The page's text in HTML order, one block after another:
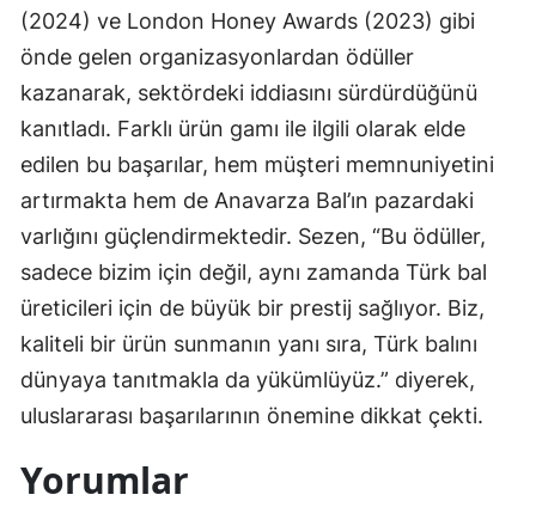
(2024) ve London Honey Awards (2023) gibi
önde gelen organizasyonlardan ödüller
kazanarak, sektördeki iddiasını sürdürdüğünü
kanıtladı. Farklı ürün gamı ile ilgili olarak elde
edilen bu başarılar, hem müşteri memnuniyetini
artırmakta hem de Anavarza Bal’ın pazardaki
varlığını güçlendirmektedir. Sezen, “Bu ödüller,
sadece bizim için değil, aynı zamanda Türk bal
üreticileri için de büyük bir prestij sağlıyor. Biz,
kaliteli bir ürün sunmanın yanı sıra, Türk balını
dünyaya tanıtmakla da yükümlüyüz.” diyerek,
uluslararası başarılarının önemine dikkat çekti.
Yorumlar